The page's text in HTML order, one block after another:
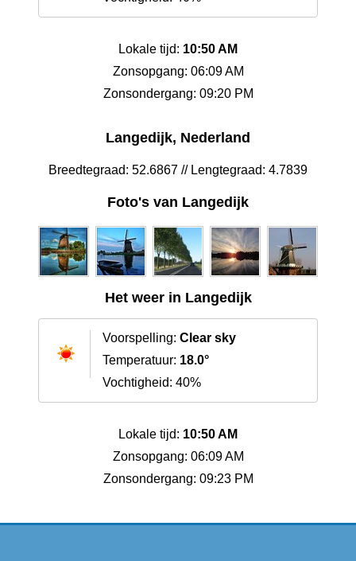
Lokale tijd: 10:50 AM
Zonsopgang: 06:09 AM
Zonsondergang: 09:20 PM
Langedijk, Nederland
Breedtegraad: 52.6867 // Lengtegraad: 4.7839
Foto's van Langedijk
Het weer in Langedijk
Voorspelling: Clear sky
Temperatuur: 18.0°
Vochtigheid: 40%
Lokale tijd: 10:50 AM
Zonsopgang: 06:09 AM
Zonsondergang: 09:23 PM